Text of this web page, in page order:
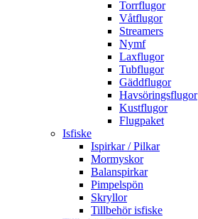
Torrflugor
Våtflugor
Streamers
Nymf
Laxflugor
Tubflugor
Gäddflugor
Havsöringsflugor
Kustflugor
Flugpaket
Isfiske
Ispirkar / Pilkar
Mormyskor
Balanspirkar
Pimpelspön
Skryllor
Tillbehör isfiske